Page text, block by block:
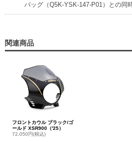
バッグ（Q5K-YSK-147-P01）との同
関連商品
フロントカウル ブラック/ゴ
ールド XSR900（'25）
72,050円(税込)